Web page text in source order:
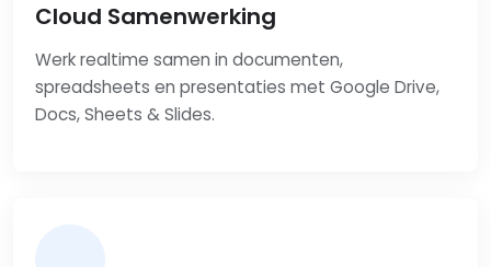
Cloud Samenwerking
Werk realtime samen in documenten,
spreadsheets en presentaties met Google Drive,
Docs, Sheets & Slides.